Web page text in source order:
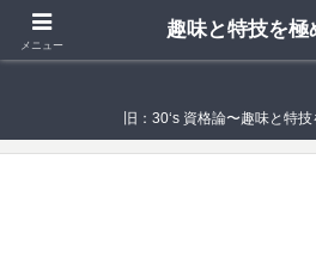
趣味と特技を極
旧：30‘s 資格論〜趣味と特
メニュー
趣味と特技を極